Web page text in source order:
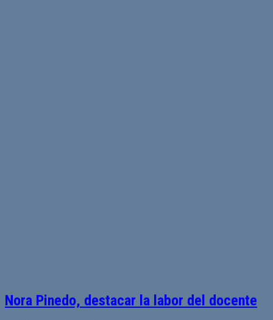
Nora Pinedo, destacar la labor del docente